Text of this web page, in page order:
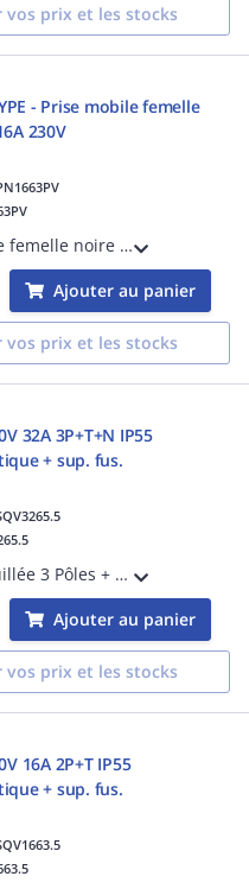
prix et les stocks
- Prise mobile femelle
230V
Prise mobile femelle noire LS-Type 2 Pôles + Terre 16A 230V, série PLUSO LS-TYPE (scénique)
Ajouter au panier
prix et les stocks
32A 3P+T+N IP55
+ sup. fus.
Prise verrouillée 3 Pôles + Neutre + Terre 380V IP55 thermoplastique + porte fusilble sectionnable
Ajouter au panier
prix et les stocks
16A 2P+T IP55
+ sup. fus.